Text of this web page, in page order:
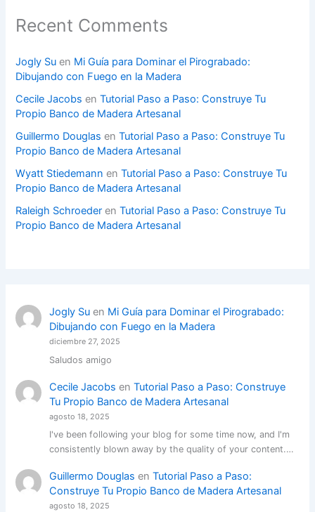
Recent Comments
Jogly Su en Mi Guía para Dominar el Pirograbado:
Dibujando con Fuego en la Madera
Cecile Jacobs enTutorial Paso a Paso: Construye Tu
Propio Banco de Madera Artesanal
Guillermo Douglas enTutorial Paso a Paso: Construye Tu
Propio Banco de Madera Artesanal
Wyatt Stiedemann enTutorial Paso a Paso: Construye Tu
Propio Banco de Madera Artesanal
Raleigh Schroeder enTutorial Paso a Paso: Construye Tu
Propio Banco de Madera Artesanal
Jogly Suen Mi Guía para Dominar el Pirograbado:
Dibujando con Fuego en la Madera
diciembre 27, 2025
Saludos amigo
Cecile Jacobs en Tutorial Paso a Paso: Construye
Tu Propio Banco de Madera Artesanal
agosto 18, 2025
I've been following your blog for some time now, and I'm
consistently blown away by the quality of your content.…
Guillermo Douglas en Tutorial Paso a Paso:
Construye Tu Propio Banco de Madera Artesanal
agosto 18, 2025